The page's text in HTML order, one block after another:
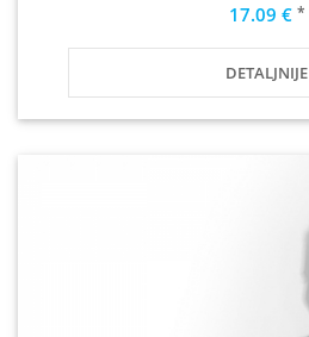
17.09 € *
DETALJNIJE